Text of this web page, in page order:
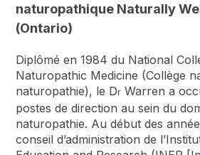
naturopathique Naturally
(Ontario)
Diplômé en 1984 du National
Naturopathic Medicine (Collège
naturopathie), le Dr Warren a
postes de direction au sein du
naturopathie. Au début des
conseil d’administration de